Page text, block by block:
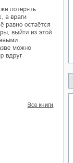
потерять
а враги
равно остаётся
выйти из этой
можно
вдруг
Все книги